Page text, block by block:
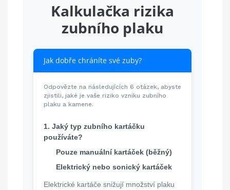
Kalkulačka rizika
zubního plaku
Jak dobře chráníte své zuby?
Odpovězte na následujících 6 otázek, abyste
zjistili, jaké je vaše riziko vzniku zubního
plaku a kamene.
1. Jaký typ zubního kartáčku
používáte?
Pouze manuální kartáček (běžný)
Elektrický nebo sonický kartáček
Elektrické kartáče snižují množství plaku